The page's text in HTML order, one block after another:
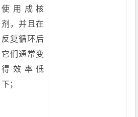
使用成核
剂，并且在
反复循环后
它们通常变
得效率低
下；